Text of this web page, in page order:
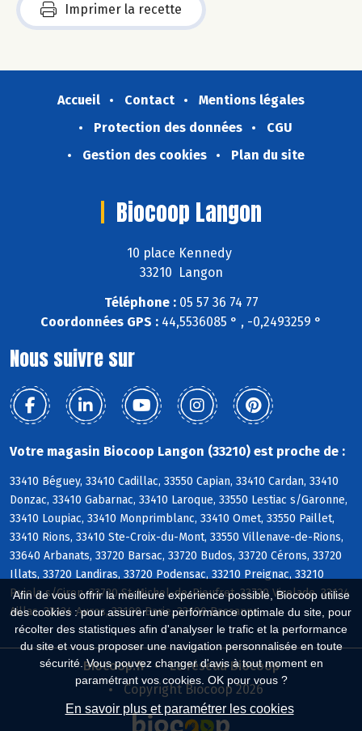
Afin de vous offrir la meilleure expérience possible, Biocoop utilise
des cookies : pour assurer une performance optimale du site, pour
récolter des statistiques afin d'analyser le trafic et la performance
du site et vous proposer une navigation personnalisée en toute
sécurité. Vous pouvez changer d'avis à tout moment en
paramétrant vos cookies. OK pour vous ?
En savoir plus et paramétrer les cookies
Imprimer la recette
Accueil Contact
Mentions légales
Protection des données
CGU
Gestion des cookies
Plan du site
Biocoop Langon
10 place Kennedy
33210 Langon
Téléphone :05 57 36 74 77
Coordonnées GPS : 44,5536085 ° , -0,2493259 °
Nous suivre sur
Votre magasin Biocoop Langon (33210) est proche de :
33410 Béguey, 33410 Cadillac, 33550 Capian, 33410 Cardan, 33410
Donzac, 33410 Gabarnac, 33410 Laroque, 33550 Lestiac s/Garonne,
33410 Loupiac, 33410 Monprimblanc, 33410 Omet, 33550 Paillet,
33410 Rions, 33410 Ste-Croix-du-Mont, 33550 Villenave-de-Rions,
33640 Arbanats, 33720 Barsac, 33720 Budos, 33720 Cérons, 33720
Illats, 33720 Landiras, 33720 Podensac, 33210 Preignac, 33210
Pujols s/Ciron, 33720 St-Michel-de-Rieufret, 33720 Virelade, 33124
Aillas, 33124 Auros, 33190 Barie, 33190 Bassanne
Biocoop.fr
Le réseau Biocoop
Copyright Biocoop 2026